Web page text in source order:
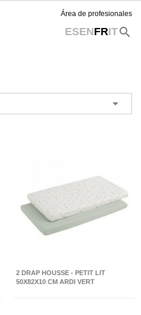
Área de profesionales
ESENFRITsearch

2 DRAP HOUSSE - PETIT LIT
50X82X10 CM ARDI VERT